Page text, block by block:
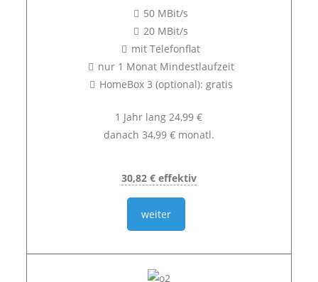
50 MBit/s
20 MBit/s
mit Telefonflat
nur 1 Monat Mindestlaufzeit
HomeBox 3 (optional): gratis
1 Jahr lang 24,99 €
danach 34,99 € monatl.
30,82 € effektiv
weiter